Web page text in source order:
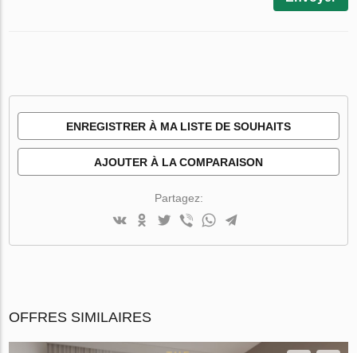
ENREGISTRER À MA LISTE DE SOUHAITS
AJOUTER À LA COMPARAISON
Partagez:
OFFRES SIMILAIRES